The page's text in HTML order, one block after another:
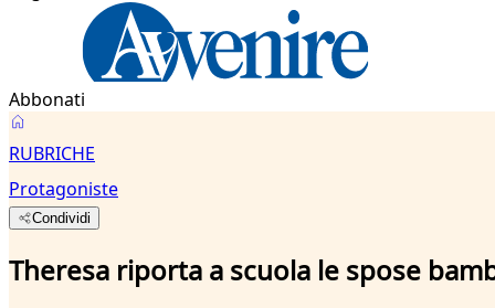
Abbonati
RUBRICHE
Protagoniste
Condividi
Theresa riporta a scuola le spose